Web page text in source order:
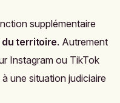
supplémentaire
du territoire. Autrement
Instagram ou TikTok
une situation judiciaire